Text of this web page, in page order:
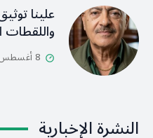
علينا
8 أغسطس، 2026
النشرة الإخبارية